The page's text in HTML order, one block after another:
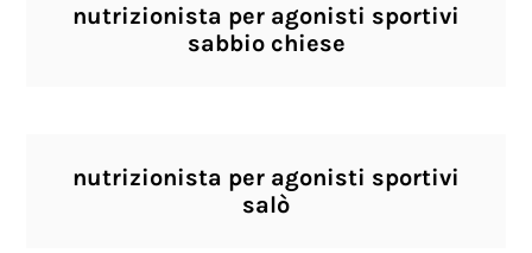
nutrizionista per agonisti sportivi
sabbio chiese
nutrizionista per agonisti sportivi
salò